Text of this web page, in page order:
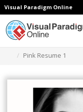
Visual Paradigm Online
Pink Resume 1